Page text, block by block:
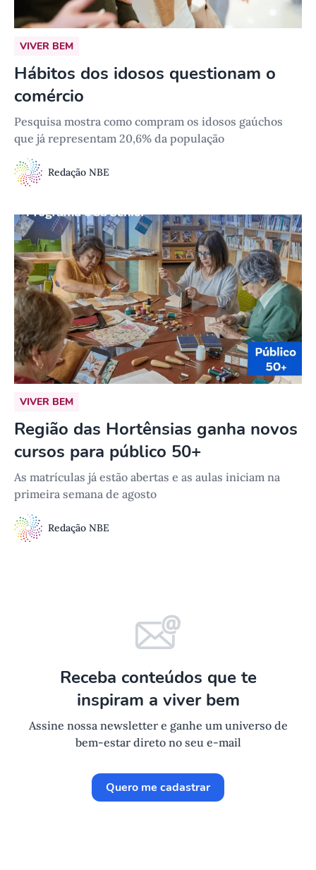
VIVER BEM
Hábitos dos idosos questionam o
comércio
Pesquisa mostra como compram os idosos gaúchos
que já representam 20,6% da população
Redação NBE
VIVER BEM
Região das Hortênsias ganha novos
cursos para público 50+
As matrículas já estão abertas e as aulas iniciam na
primeira semana de agosto
Redação NBE
Receba conteúdos que te
inspiram a viver bem
Assine nossa newsletter e ganhe um universo de
bem-estar direto no seu e-mail
Quero me cadastrar